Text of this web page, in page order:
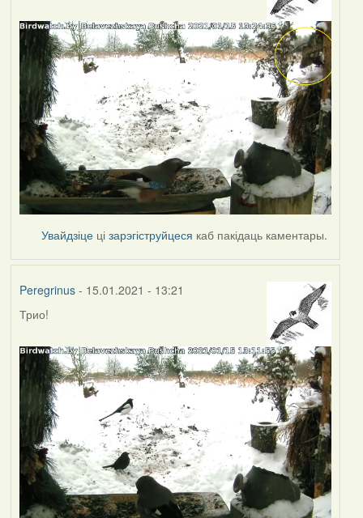
Увайдзіце цізарэгіструйцеся каб пакідаць каментары.
Peregrinus- 15.01.2021 - 13:21
Трио!